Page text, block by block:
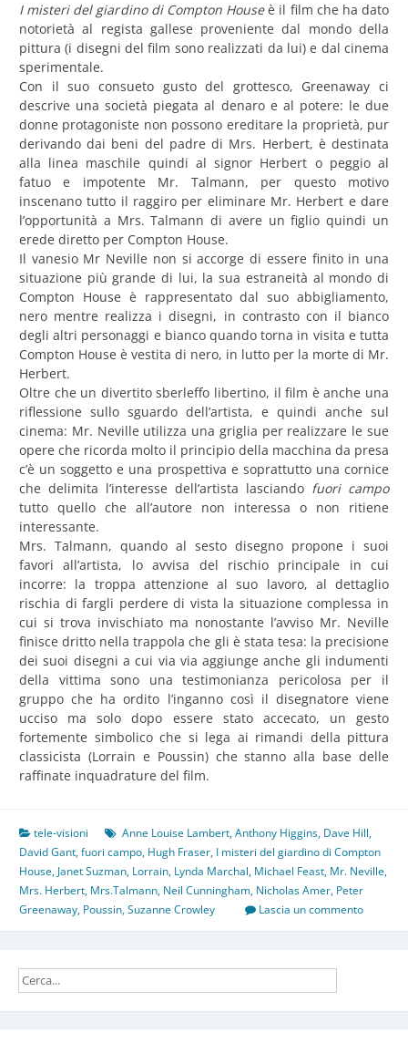
I misteri del giardino di Compton Houseè il film che ha dato
notorietà al regista gallese proveniente dal mondo della
pittura (i disegni del film sono realizzati da lui) e dal cinema
sperimentale.
Con il suo consueto gusto del grottesco, Greenaway ci
descrive una società piegata al denaro e al potere: le due
donne protagoniste non possono ereditare la proprietà, pur
derivando dai beni del padre di Mrs. Herbert, è destinata
alla linea maschile quindi al signor Herbert o peggio al
fatuo e impotente Mr. Talmann, per questo motivo
inscenano tutto il raggiro per eliminare Mr. Herbert e dare
l’opportunità a Mrs. Talmann di avere un figlio quindi un
erede diretto per Compton House.
Il vanesio Mr Neville non si accorge di essere finito in una
situazione più grande di lui, la sua estraneità al mondo di
Compton House è rappresentato dal suo abbigliamento,
nero mentre realizza i disegni, in contrasto con il bianco
degli altri personaggi e bianco quando torna in visita e tutta
Compton House è vestita di nero, in lutto per la morte di Mr.
Herbert.
Oltre che un divertito sberleffo libertino, il film è anche una
riflessione sullo sguardo dell’artista, e quindi anche sul
cinema: Mr. Neville utilizza una griglia per realizzare le sue
opere che ricorda molto il principio della macchina da presa
c’è un soggetto e una prospettiva e soprattutto una cornice
che delimita l’interesse dell’artista lasciando fuori campo
tutto quello che all’autore non interessa o non ritiene
interessante.
Mrs. Talmann, quando al sesto disegno propone i suoi
favori all’artista, lo avvisa del rischio principale in cui
incorre: la troppa attenzione al suo lavoro, al dettaglio
rischia di fargli perdere di vista la situazione complessa in
cui si trova invischiato ma nonostante l’avviso Mr. Neville
finisce dritto nella trappola che gli è stata tesa: la precisione
dei suoi disegni a cui via via aggiunge anche gli indumenti
della vittima sono una testimonianza pericolosa per il
gruppo che ha ordito l’inganno così il disegnatore viene
ucciso ma solo dopo essere stato accecato, un gesto
fortemente simbolico che si lega ai rimandi della pittura
classicista (Lorrain e Poussin) che stanno alla base delle
raffinate inquadrature del film.
tele-visioni Anne Louise Lambert,Anthony Higgins, Dave Hill,
David Gant,fuori campo, Hugh Fraser, I misteri del giardino di Compton
House, Janet Suzman, Lorrain, Lynda Marchal, Michael Feast, Mr. Neville,
Mrs. Herbert, Mrs.Talmann, Neil Cunningham, Nicholas Amer, Peter
Greenaway, Poussin,Suzanne Crowley Lascia un commento